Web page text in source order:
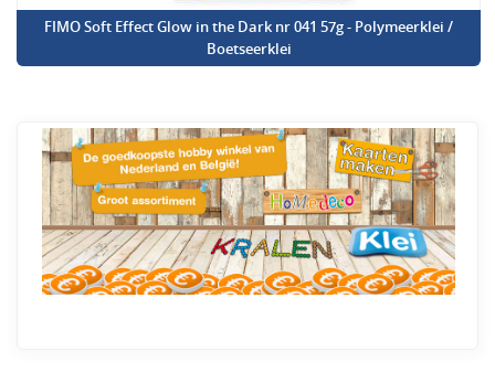
FIMO Soft Effect Glow in the Dark nr 041 57g - Polymeerklei /
Boetseerklei